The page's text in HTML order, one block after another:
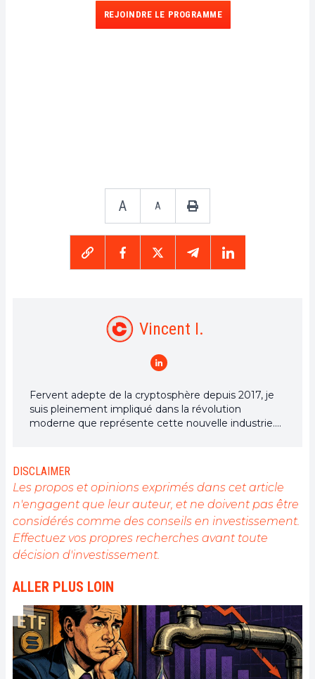
REJOINDRE LE PROGRAMME
A A
Vincent I.
Fervent adepte de la cryptosphère depuis 2017, je
suis pleinement impliqué dans la révolution
moderne que représente cette nouvelle industrie.
démocratisation et vulgarisation de cet univers.
DISCLAIMER
Les propos et opinions exprimés dans cet article
n'engagent que leur auteur, et ne doivent pas être
considérés comme des conseils en investissement.
Effectuez vos propres recherches avant toute
décision d'investissement.
ALLER PLUS LOIN